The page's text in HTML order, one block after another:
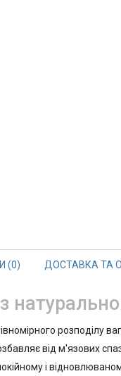
(0) ДОСТАВКА ТА
розподілу
від м'язових
і